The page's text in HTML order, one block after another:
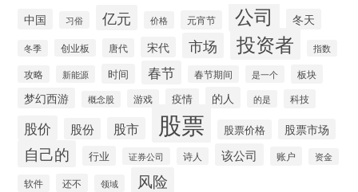
中国 习俗 亿元 价格 元宵节 公司 冬天
冬季 创业板 唐代 宋代 市场 投资者 指数
攻略 新能源 时间 春节 春节期间 是一个 板块
梦幻西游 概念股 游戏 疫情 的人 的是 科技
股价 股份 股市 股票 股票价格 股票市场
自己的 行业 证券公司 诗人 该公司 账户 资金
软件 还不 领域 风险